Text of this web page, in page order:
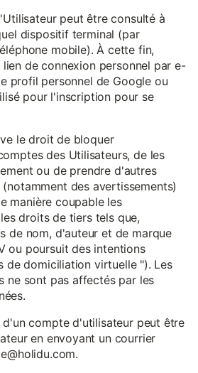
peut être consulté à
dispositif terminal (par
mobile). À cette fin,
de connexion personnel par e-
profil personnel de Google ou
pour l'inscription pour se
le droit de bloquer
des Utilisateurs, de les
ou de prendre d'autres
(notamment des avertissements)
manière coupable les
droits de tiers tels que,
de nom, d'auteur et de marque
ou poursuit des intentions
de domiciliation virtuelle "). Les
ne sont pas affectés par les
d'un compte d'utilisateur peut être
en envoyant un courrier